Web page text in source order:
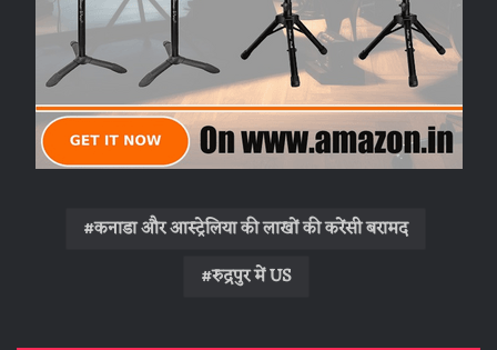
कनाडा और आस्ट्रेलिया की लाखों की करेंसी बरामद
रुद्रपुर में US